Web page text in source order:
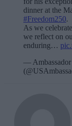
dinner at the
#Freedom250.
As we
we reflect on
enduring…
—